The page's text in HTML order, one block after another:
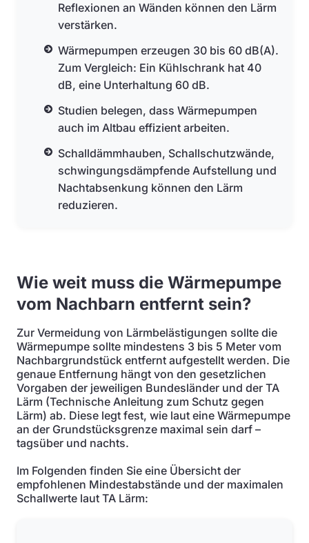
Reflexionen an Wänden können den Lärm
verstärken.
Wärmepumpen erzeugen 30 bis 60 dB(A).
Zum Vergleich: Ein Kühlschrank hat 40
dB, eine Unterhaltung 60 dB.
Studien belegen, dass Wärmepumpen
auch im Altbau effizient arbeiten.
Schalldämmhauben, Schallschutzwände,
schwingungsdämpfende Aufstellung und
Nachtabsenkung können den Lärm
reduzieren.
Wie weit muss die Wärmepumpe
vom Nachbarn entfernt sein?
Zur Vermeidung von Lärmbelästigungen sollte die
Wärmepumpe sollte mindestens 3 bis 5 Meter vom
Nachbargrundstück entfernt aufgestellt werden. Die
genaue Entfernung hängt von den gesetzlichen
Vorgaben der jeweiligen Bundesländer und der TA
Lärm (Technische Anleitung zum Schutz gegen
Lärm) ab. Diese legt fest, wie laut eine Wärmepumpe
an der Grundstücksgrenze maximal sein darf –
tagsüber und nachts.
Im Folgenden finden Sie eine Übersicht der
empfohlenen Mindestabstände und der maximalen
Schallwerte laut TA Lärm: